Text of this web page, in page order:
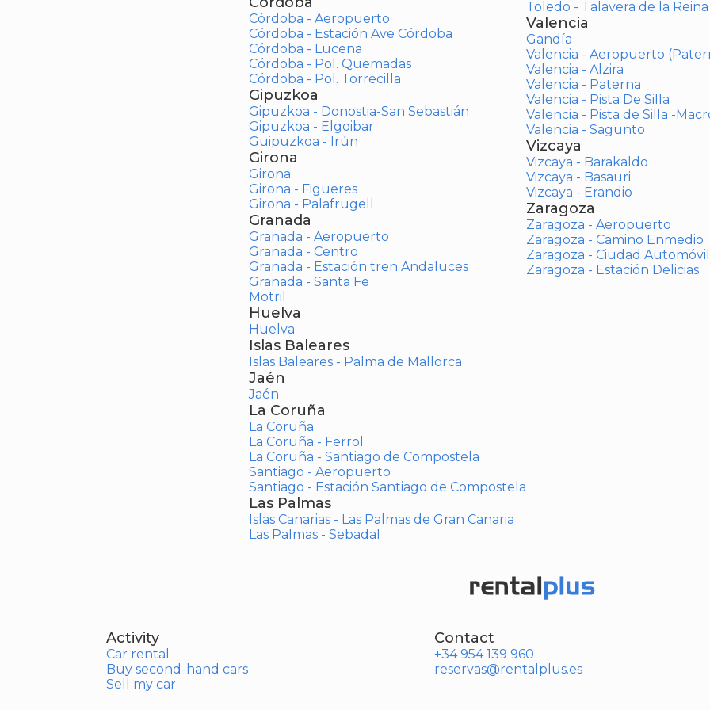
Córdoba - Aeropuerto
Córdoba - Estación Ave Córdoba
Córdoba - Lucena
Córdoba - Pol. Quemadas
Córdoba - Pol. Torrecilla
Gipuzkoa
Gipuzkoa - Donostia-San Sebastián
Gipuzkoa - Elgoibar
Guipuzkoa - Irún
Girona
Girona
Girona - Figueres
Girona - Palafrugell
Granada
Granada - Aeropuerto
Granada - Centro
Granada - Estación tren Andaluces
Granada - Santa Fe
Motril
Huelva
Huelva
Islas Baleares
Islas Baleares - Palma de Mallorca
Jaén
Jaén
La Coruña
La Coruña
La Coruña - Ferrol
La Coruña - Santiago de Compostela
Santiago - Aeropuerto
Santiago - Estación Santiago de Compostela
Las Palmas
Islas Canarias - Las Palmas de Gran Canaria
Las Palmas - Sebadal
Toledo - Talavera de la Reina
Valencia
Gandía
Valencia - Aeropuerto
Valencia - Alzira
Valencia - Paterna
Valencia - Pista De Silla
Valencia - Pista de Silla -
Valencia - Sagunto
Vizcaya
Vizcaya - Barakaldo
Vizcaya - Basauri
Vizcaya - Erandio
Zaragoza
Zaragoza - Aeropuerto
Zaragoza - Camino Enmedio
Zaragoza - Ciudad Automóvil
Zaragoza - Estación Delicias
Activity
Car rental
Buy second-hand cars
Sell my car
Contact
+34 954 139 960
reservas@rentalplus.es